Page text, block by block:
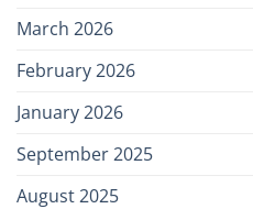
March 2026
February 2026
January 2026
September 2025
August 2025